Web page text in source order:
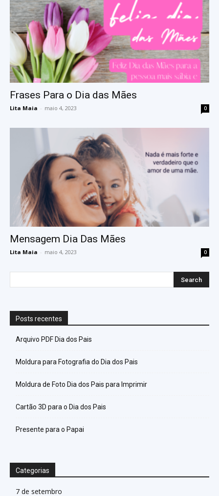
Frases Para o Dia das Mães
Lita Maia - maio 4, 2023 0
Mensagem Dia Das Mães
Lita Maia - maio 4, 2023 0
Posts recentes
Arquivo PDF Dia dos Pais
Moldura para Fotografia do Dia dos Pais
Moldura de Foto Dia dos Pais para Imprimir
Cartão 3D para o Dia dos Pais
Presente para o Papai
Categorias
7 de setembro